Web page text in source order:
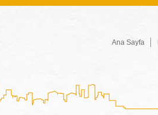
Ana Sayfa